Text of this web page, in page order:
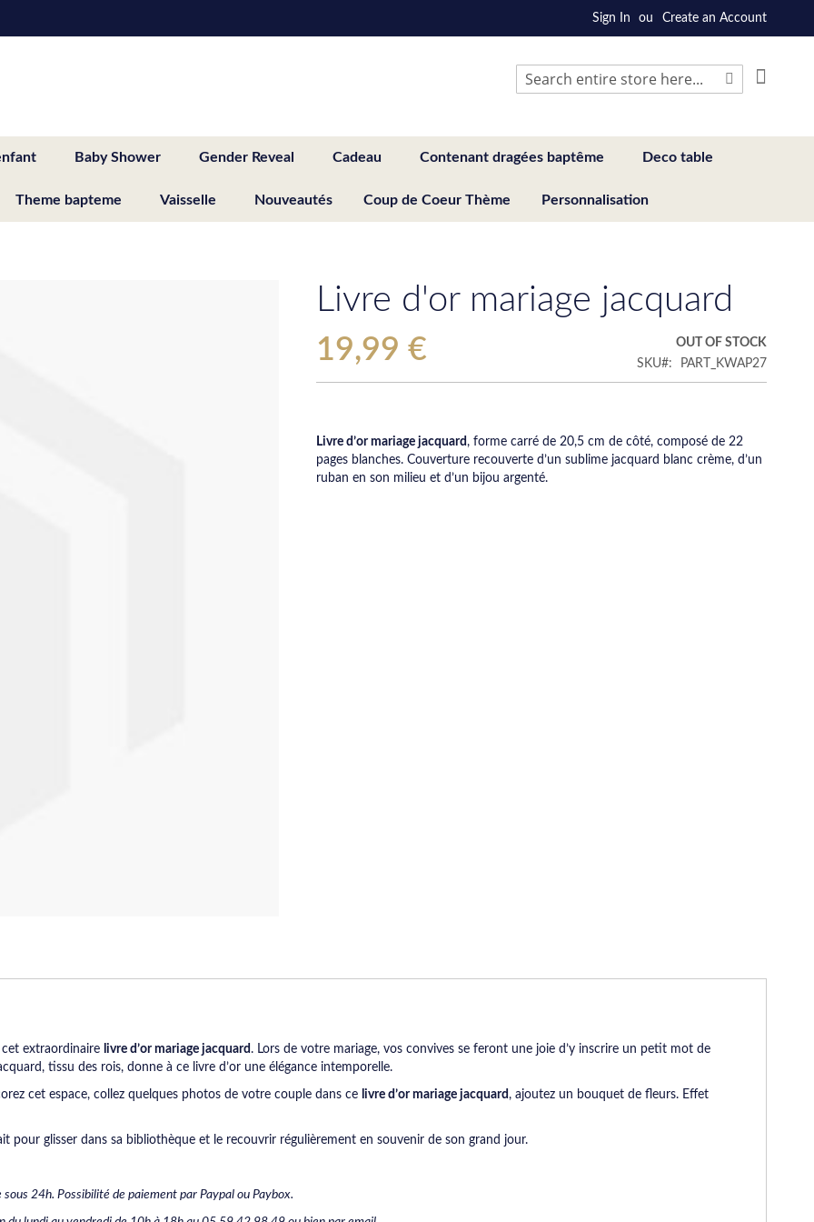
Sign In Create an Account
Search
Baby Shower Gender Reveal Cadeau Contenant dragées baptême Deco table
Theme bapteme Vaisselle Nouveautés Coup de Coeur Thème Personnalisation
Livre d'or mariage jacquard
19,99 €
OUT OF STOCK
SKU
PART_KWAP27
Livre d’or mariage jacquard, forme carré de 20,5 cm de côté, composé de 22
pages blanches. Couverture recouverte d’un sublime jacquard blanc crème, d’un
ruban en son milieu et d’un bijou argenté.
extraordinaire livre d’or mariage jacquard. Lors de votre mariage, vos convives se feront une joie d’y inscrire un petit mot de
tissu des rois, donne à ce livre d’or une élégance intemporelle.
cet espace, collez quelques photos de votre couple dans ce livre d’or mariage jacquard, ajoutez un bouquet de fleurs. Effet
glisser dans sa bibliothèque et le recouvrir régulièrement en souvenir de son grand jour.
24h. Possibilité de paiement par Paypal ou Paybox.